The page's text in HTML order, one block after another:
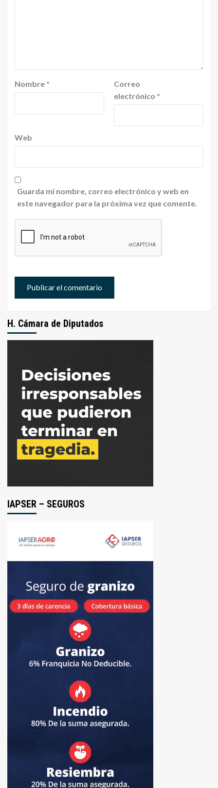
Nombre *
Correo
electrónico *
Web
Guarda mi nombre, correo electrónico y web en
este navegador para la próxima vez que comente.
H. Cámara de Diputados
IAPSER – SEGUROS